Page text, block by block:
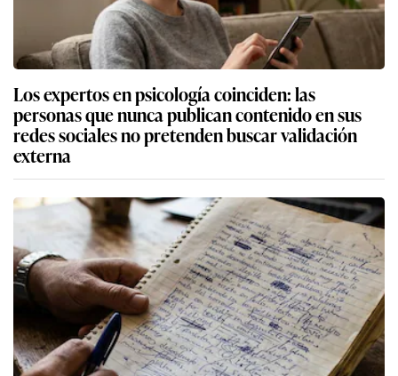
Los expertos en psicología coinciden: las
personas que nunca publican contenido en sus
redes sociales no pretenden buscar validación
externa